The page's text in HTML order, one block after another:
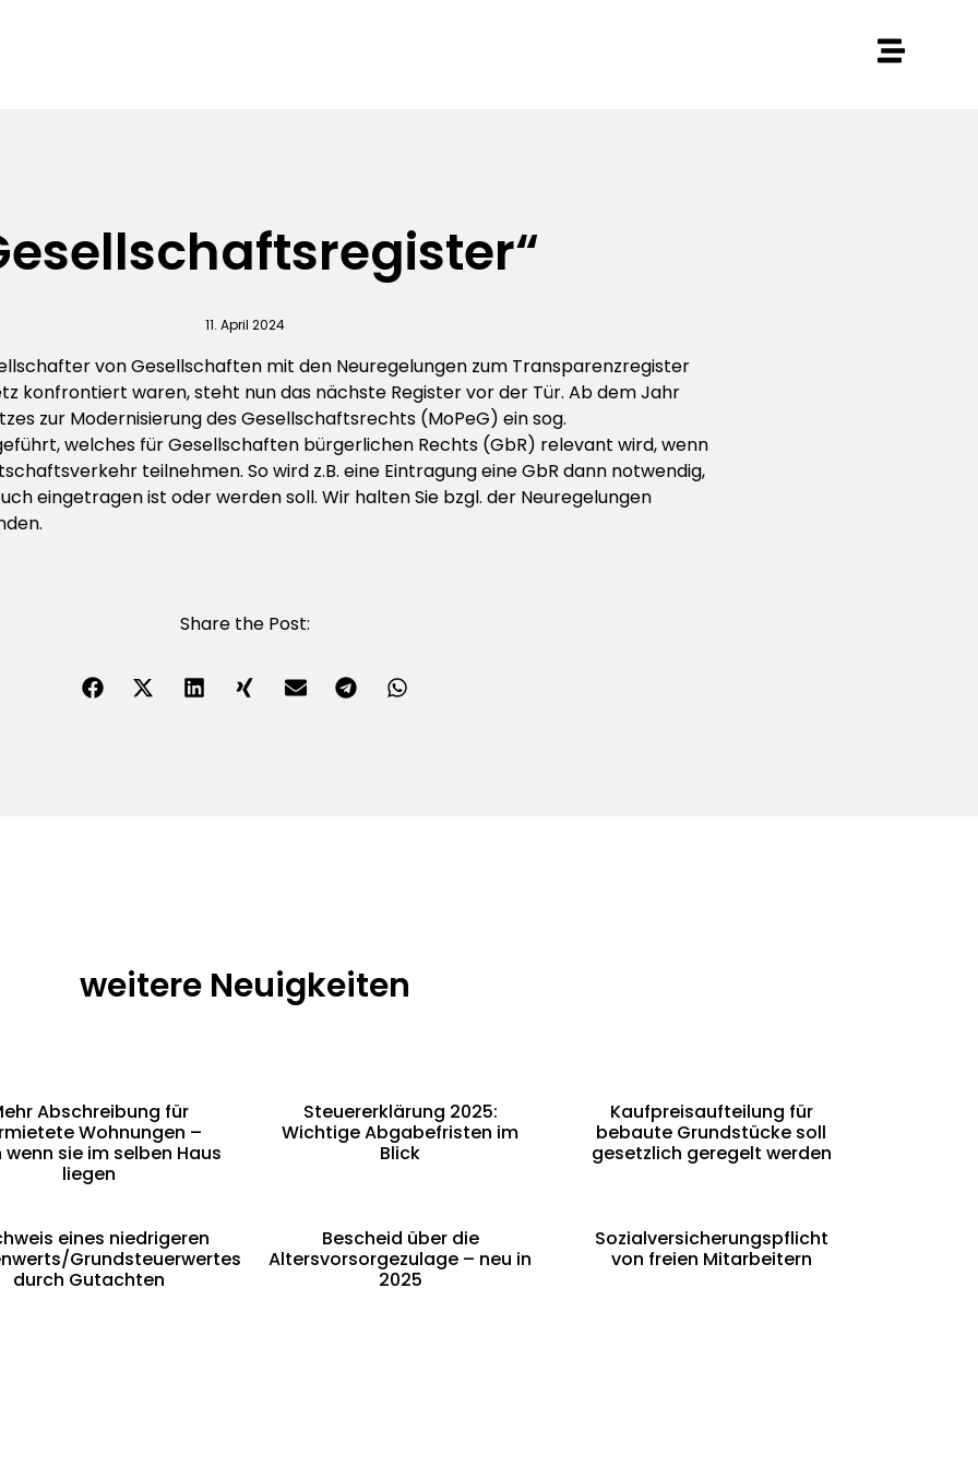
11. April 2024
von Gesellschaften mit den Neuregelungen zum Transparenzregister
konfrontiert waren, steht nun das nächste Register vor der Tür. Ab dem Jahr
zur Modernisierung des Gesellschaftsrechts (MoPeG) ein sog.
welches für Gesellschaften bürgerlichen Rechts (GbR) relevant wird, wenn
teilnehmen. So wird z.B. eine Eintragung eine GbR dann notwendig,
eingetragen ist oder werden soll. Wir halten Sie bzgl. der Neuregelungen
Share the Post:
weitere Neuigkeiten
Abschreibung für
Wohnungen –
sie im selben Haus
liegen
Steuererklärung 2025:
Wichtige Abgabefristen im
Blick
Kaufpreisaufteilung für
bebaute Grundstücke soll
gesetzlich geregelt werden
eines niedrigeren
Grundsteuerwertes
durch Gutachten
Bescheid über die
Altersvorsorgezulage – neu in
2025
Sozialversicherungspflicht
von freien Mitarbeitern